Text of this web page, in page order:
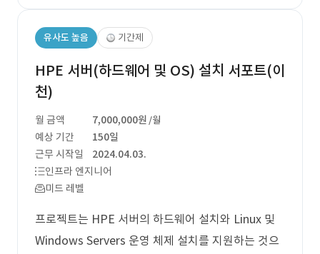
유사도 높음 기간제
HPE 서버(하드웨어 및 OS) 설치 서포트(이
천)
월 금액 7,000,000원 /월
예상 기간
150일
근무 시작일
2024.04.03.
인프라 엔지니어
미드 레벨
프로젝트는 HPE 서버의 하드웨어 설치와 Linux 및
Windows Servers 운영 체제 설치를 지원하는 것으